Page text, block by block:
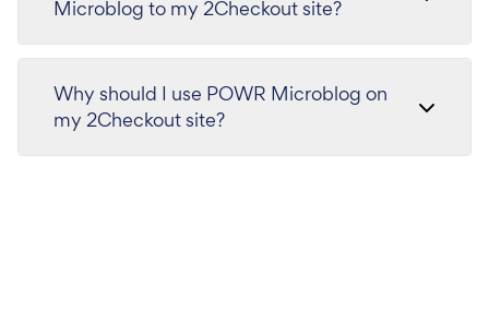
Microblog to my 2Checkout site?
Why should I use POWR Microblog on
my 2Checkout site?